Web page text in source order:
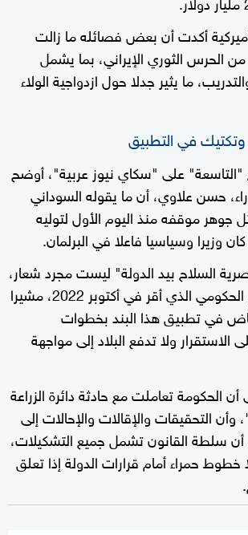
أكدت أن بعض فصائله ما زالت
الحرس الثوري الإيراني، بما يشمل
ما يثير جدلا حول ازدواجية الولاء
في التطبيق
"التاسعة" على "سكاي نيوز عربية"، أوضح
حسن علاوي، أن ما يقوله السوداني
جوهر موقفه منذ اليوم الأول لتوليه
وزيرا وسياسيا فاعلا في البرلمان.
السلاح بيد الدولة" ليست مجرد شعار،
بل جزء من البرنامج الحكومي الذي أقر في أكتوبر 2022، مشيرا
في تطبيق هذا البند بخطوات
ولا تدفع البلاد إلى مواجهة
الحكومة تعاملت مع حادثة دائرة الزراعة
التحقيقات والإقالات والإحالات إلى
أن سلطة القانون تشمل جميع التشكيلات،
خطوط حمراء أمام قرارات الدولة إذا تعلق